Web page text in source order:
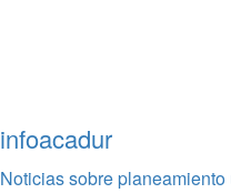
infoacadur
Noticias sobre